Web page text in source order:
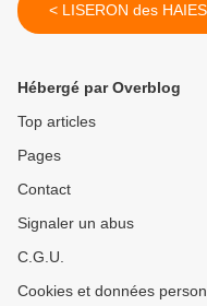
< LISERON des HAIES
Hébergé par Overblog
Top articles
Pages
Contact
Signaler un abus
C.G.U.
Cookies et données